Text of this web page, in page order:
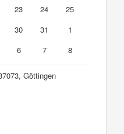
23 24
25
30 31
1
6 7 8
Göttingen